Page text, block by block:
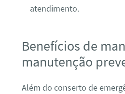
atendimento.
Benefícios de
manutenção
Além do conserto de